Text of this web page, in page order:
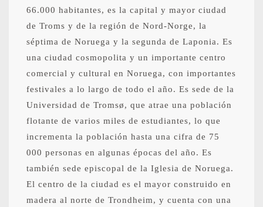
66.000 habitantes, es la capital y mayor ciudad
de Troms y de la región de Nord-Norge, la
séptima de Noruega y la segunda de Laponia. Es
una ciudad cosmopolita y un importante centro
comercial y cultural en Noruega, con importantes
festivales a lo largo de todo el año. Es sede de la
Universidad de Tromsø, que atrae una población
flotante de varios miles de estudiantes, lo que
incrementa la población hasta una cifra de 75
000 personas en algunas épocas del año. Es
también sede episcopal de la Iglesia de Noruega.
El centro de la ciudad es el mayor construido en
madera al norte de Trondheim, y cuenta con una